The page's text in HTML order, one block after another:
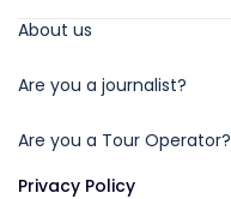
About us
Are you a journalist?
Are you a Tour Operator?
Privacy Policy